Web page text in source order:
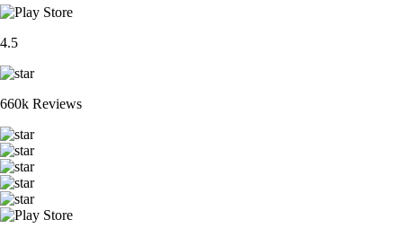
4.5
660k Reviews